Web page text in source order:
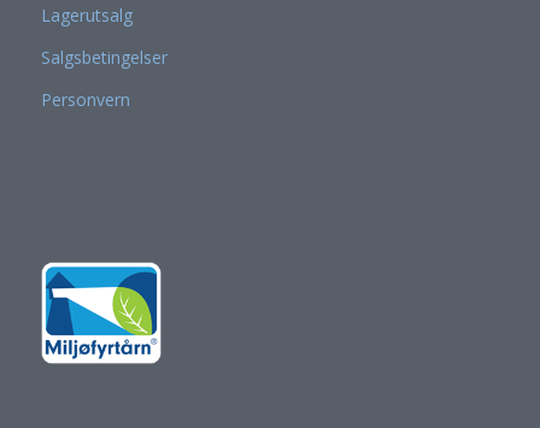
Lagerutsalg
Salgsbetingelser
Personvern